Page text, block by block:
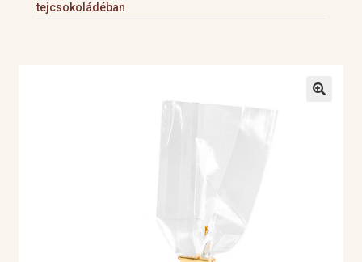
tejcsokoládéban